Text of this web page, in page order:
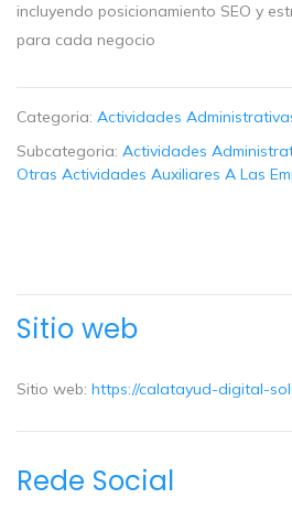
incluyendo posicionamiento SEO y
para cada negocio
Categoria: Actividades
Subcategoria: Actividades
Otras Actividades Auxiliares A Las
Sitio web
Sitio web: https://calatayud-digital-
Rede Social